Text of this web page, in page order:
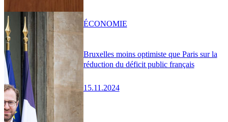
Bruxelles moins optimiste que Paris sur la
réduction du déficit public français
15.11.2024
ÉCONOMIE